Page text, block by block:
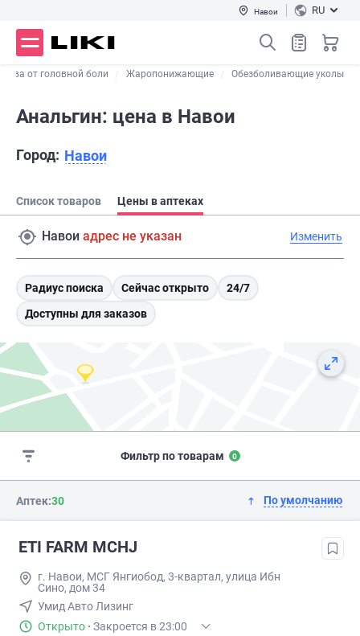
Навои RU
от головной боли Жаропонижающие Обезболивающие уколы
Анальгин: цена в Навои
Город: Навои
Список товаров Цены в аптеках
Навои адрес не указан Изменить
Радиус поиска Сейчас открыто
24/7
Доступны для заказов
Фильтр по товарам 0
Аптек:30 По умолчанию
ETI FARM MCHJ
г. Навои, МСГ Янгиобод, 3-квартал, улица Ибн
Сино, дом 34
Умид Авто Лизинг
Открыто · Закроется в 23:00